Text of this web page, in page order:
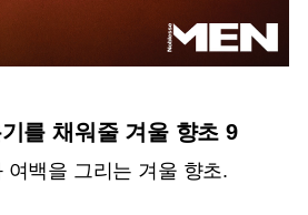
를 채워줄 겨울 향초 9
여백을 그리는 겨울 향초.